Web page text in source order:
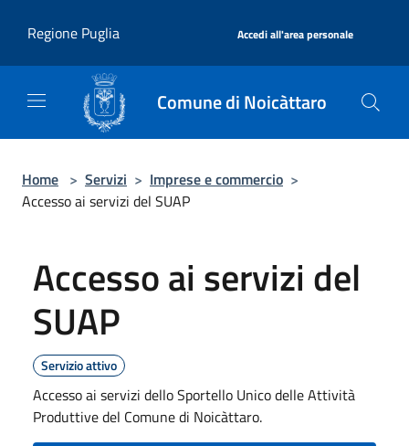
Regione Puglia
Accedi all'area personale
Comune di Noicàttaro
Home > Servizi > Imprese e commercio >
Accesso ai servizi del SUAP
Accesso ai servizi del
SUAP
Servizio attivo
Accesso ai servizi dello Sportello Unico delle Attività
Produttive del Comune di Noicàttaro.